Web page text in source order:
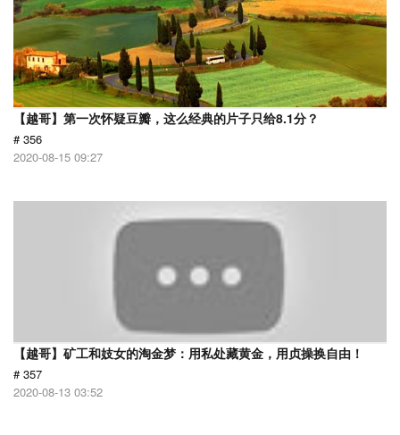
【越哥】第一次怀疑豆瓣，这么经典的片子只给8.1分？
# 356
2020-08-15 09:27
【越哥】矿工和妓女的淘金梦：用私处藏黄金，用贞操换自由！
# 357
2020-08-13 03:52